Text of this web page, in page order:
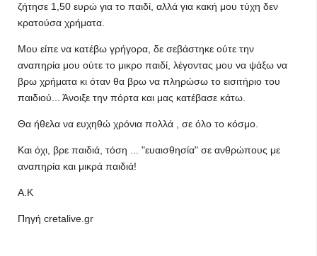
ζήτησε 1,50 ευρώ για το παιδί, αλλά για κακή μου τύχη δεν
κρατούσα χρήματα.
Μου είπε να κατέβω γρήγορα, δε σεβάστηκε ούτε την
αναπηρία μου ούτε το μικρο παιδί, λέγοντας μου να ψάξω να
βρω χρήματα κι όταν θα βρω να πληρώσω το εισιτήριο του
παιδιού... Άνοιξε την πόρτα και μας κατέβασε κάτω.
Θα ήθελα να ευχηθώ χρόνια πολλά , σε όλο το κόσμο.
Και όχι, βρε παιδιά, τόση ... "ευαισθησία" σε ανθρώπους με
αναπηρία και μικρά παιδιά!
Α.Κ
Πηγή cretalive.gr